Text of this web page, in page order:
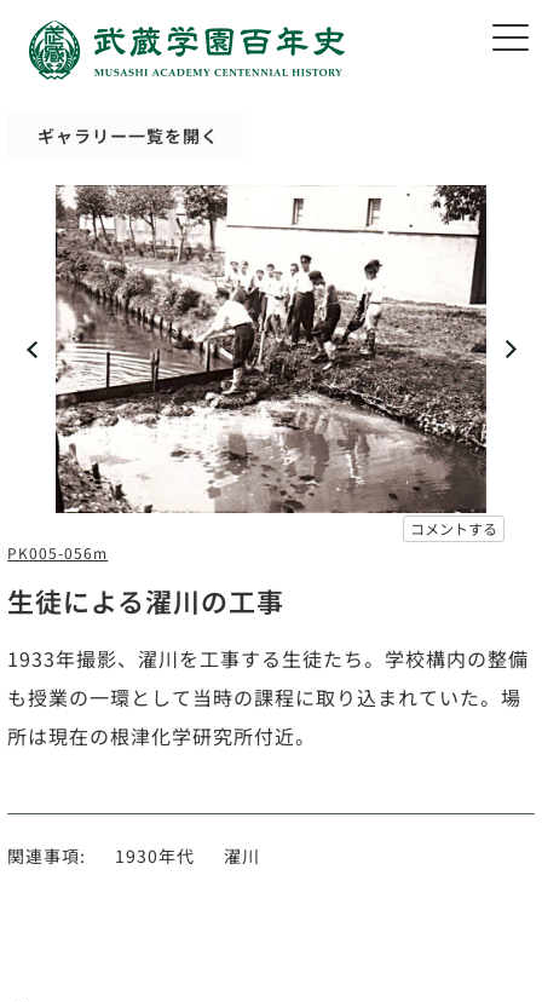
ギャラリー一覧を開く
コメントする
PK005-056m
生徒による濯川の工事
1933年撮影、濯川を工事する生徒たち。学校構内の整備
も授業の一環として当時の課程に取り込まれていた。場
所は現在の根津化学研究所付近。
関連事項: 1930年代 濯川